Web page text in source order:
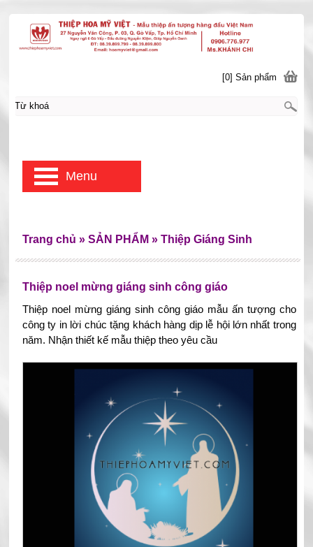
Thiệp noel mừng giáng sinh công giáo
Thiệp noel mừng giáng sinh công giáo mẫu ấn tượng cho
công ty in lời chúc tặng khách hàng dịp lễ hội lớn nhất trong
năm. Nhận thiết kế mẫu thiệp theo yêu cầu
Trang chủ » SẢN PHẨM » Thiệp Giáng Sinh
[0] Sản phẩm
Menu